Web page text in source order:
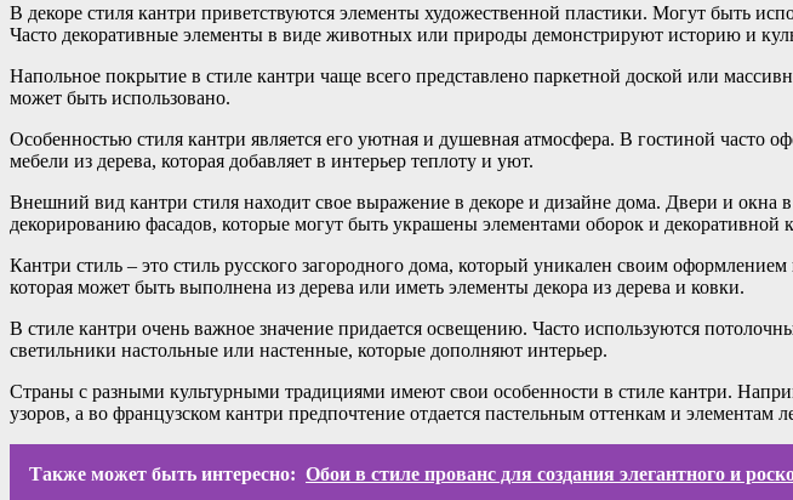
В декоре стиля кантри приветствуются элементы художественной пластики. Могут быть
Часто декоративные элементы в виде животных или природы демонстрируют историю и
Напольное покрытие в стиле кантри чаще всего представлено паркетной доской или
может быть использовано.
Особенностью стиля кантри является его уютная и душевная атмосфера. В гостиной часто
мебели из дерева, которая добавляет в интерьер теплоту и уют.
Внешний вид кантри стиля находит свое выражение в декоре и дизайне дома. Двери и окна
декорированию фасадов, которые могут быть украшены элементами оборок и декоративной
Кантри стиль – это стиль русского загородного дома, который уникален своим
которая может быть выполнена из дерева или иметь элементы декора из дерева и ковки.
В стиле кантри очень важное значение придается освещению. Часто используются
светильники настольные или настенные, которые дополняют интерьер.
Страны с разными культурными традициями имеют свои особенности в стиле кантри.
узоров, а во французском кантри предпочтение отдается пастельным оттенкам и элементам
Также может быть интересно: Обои в стиле прованс для создания элегантного и